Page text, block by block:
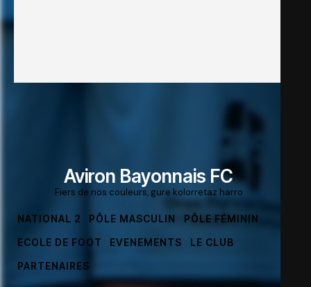
Aviron Bayonnais FC
Fiers de nos couleurs, gure kolorretaz harro
NATIONAL 2 PÔLE MASCULIN PÔLE FÉMININ
ECOLE DE FOOT EVENEMENTS LE CLUB
PARTENAIRES